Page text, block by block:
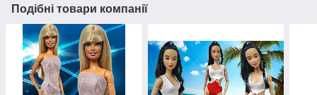
Подібні товари компанії